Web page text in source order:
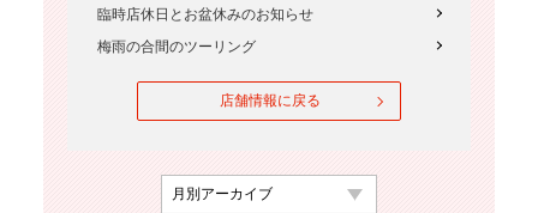
臨時店休日とお盆休みのお知らせ
梅雨の合間のツーリング
店舗情報に戻る